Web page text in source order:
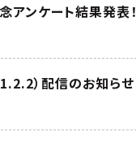
ンケート結果発表！
）配信のお知らせ